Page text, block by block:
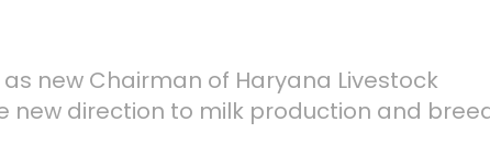
new Chairman of Haryana Livestock
new direction to milk production and